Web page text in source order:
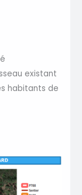
existant
habitants de